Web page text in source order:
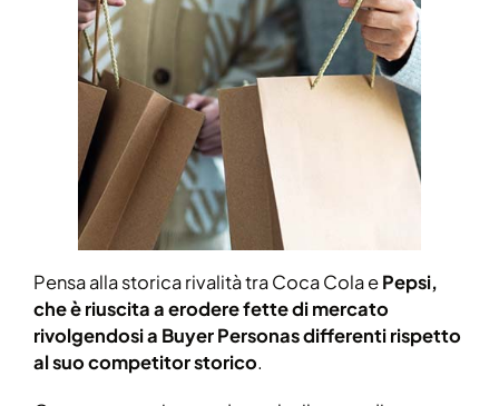
Pensa alla storica rivalità tra Coca Cola ePepsi,
che è riuscita a erodere fette di mercato
rivolgendosi a Buyer Personas differenti rispetto
al suo competitor storico.